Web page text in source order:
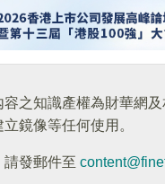
之知識產權為財華網
鏡像等任何使用。
請發郵件至